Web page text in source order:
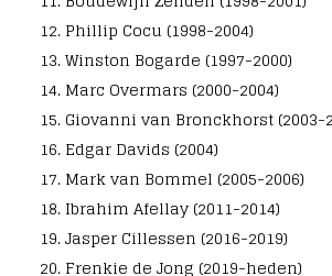
Phillip Cocu (1998-2004)
Winston Bogarde (1997-2000)
Marc Overmars (2000-2004)
Giovanni van Bronckhorst (2003-
Edgar Davids (2004)
Mark van Bommel (2005-2006)
Ibrahim Afellay (2011-2014)
Jasper Cillessen (2016-2019)
Frenkie de Jong (2019-heden)